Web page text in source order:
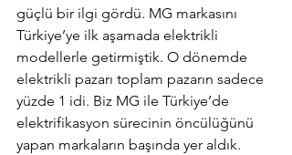
güçlü bir ilgi gördü. MG markasını
Türkiye’ye ilk aşamada elektrikli
modellerle getirmiştik. O dönemde
elektrikli pazarı toplam pazarın sadece
yüzde 1 idi. Biz MG ile Türkiye’de
elektrifikasyon sürecinin öncülüğünü
yapan markaların başında yer aldık.